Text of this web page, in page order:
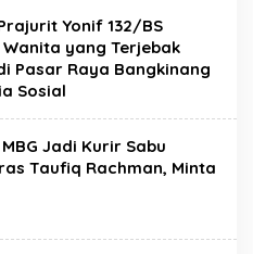
Yonif 132/BS
yang Terjebak
Pasar Raya Bangkinang
Sosial
Jadi Kurir Sabu
Taufiq Rachman, Minta